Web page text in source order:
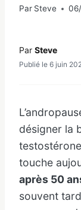
Par Steve
Par Steve
Publié le 6 juin
désigner la
touche
après 50
souvent